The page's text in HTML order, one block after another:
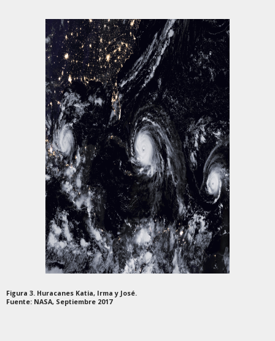
Figura 3. Huracanes Katia, Irma y José.
Fuente: NASA, Septiembre 2017